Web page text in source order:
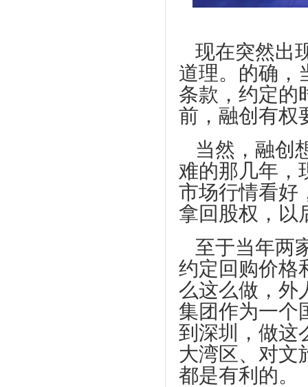
现在突然出
道理。的确，
条款，约定的
前，融创有权
当然，融创
难的那几年，
市场行情看好
拿回股权，以
至于当年两
约定回购价格
么这么做，外
集团作为一个
到深圳，做这
大湾区、对文
都是有利的。